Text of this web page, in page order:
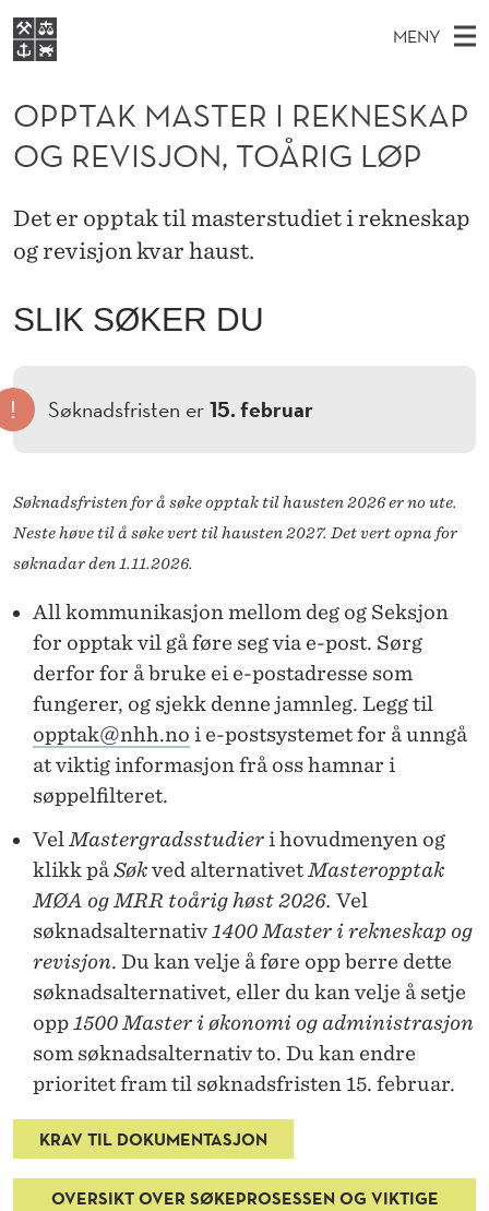
O
P
P
T
K
M
A
S
T
E
R
K
S
J
MENY
O
V
E
D
M
N
Y
VIDEREUTDANNING
BIBLIOTEKET
Ø
K
N
E
S
T
D
Studier
Forskning
Om NHH
OPPTAK MASTER I REKNESKAP
OG REVISJON, TOÅRIG LØP
Det er opptak til masterstudiet i rekneskap
og revisjon kvar haust.
SLIK SØKER DU
! Søknadsfristen er 15. februar
Søknadsfristen for å søke opptak til hausten 2026 er no ute.
Neste høve til å søke vert til hausten 2027. Det vert opna for
søknadar den 1.11.2026.
All kommunikasjon mellom deg og Seksjon
for opptak vil gå føre seg via e-post. Sørg
derfor for å bruke ei e-postadresse som
fungerer, og sjekk denne jamnleg. Legg til
opptak@nhh.no i e-postsystemet for å unngå
at viktig informasjon frå oss hamnar i
søppelfilteret.
Vel Mastergradsstudier i hovudmenyen og
klikk påSøkved alternativet Masteropptak
MØA og MRR toårig høst 2026. Vel
søknadsalternativ 1400 Master i rekneskap og
revisjon. Du kan velje å føre opp berre dette
søknadsalternativet, eller du kan velje å setje
opp 1500 Master i økonomi og administrasjon
som søknadsalternativ to. Du kan endre
prioritet fram til søknadsfristen 15. februar.
KRAV TIL DOKUMENTASJON
OVERSIKT OVER SØKEPROSESSEN OG VIKTIGE